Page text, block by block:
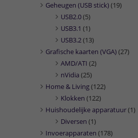
Geheugen (USB stick)(19)
USB2.0(5)
USB3.1 (1)
USB3.2(13)
Grafische kaarten (VGA)(27)
AMD/ATI (2)
nVidia (25)
Home & Living(122)
Klokken (122)
Huishoudelijke apparatuur(1)
Diversen (1)
Invoerapparaten (178)